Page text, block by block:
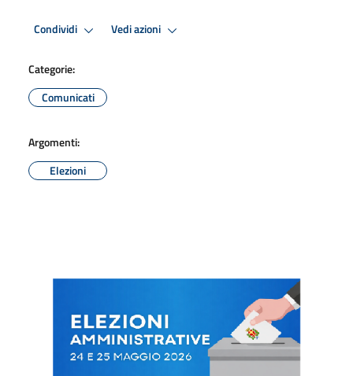
Condividi Vedi azioni
Categorie:
Comunicati
Argomenti:
Elezioni